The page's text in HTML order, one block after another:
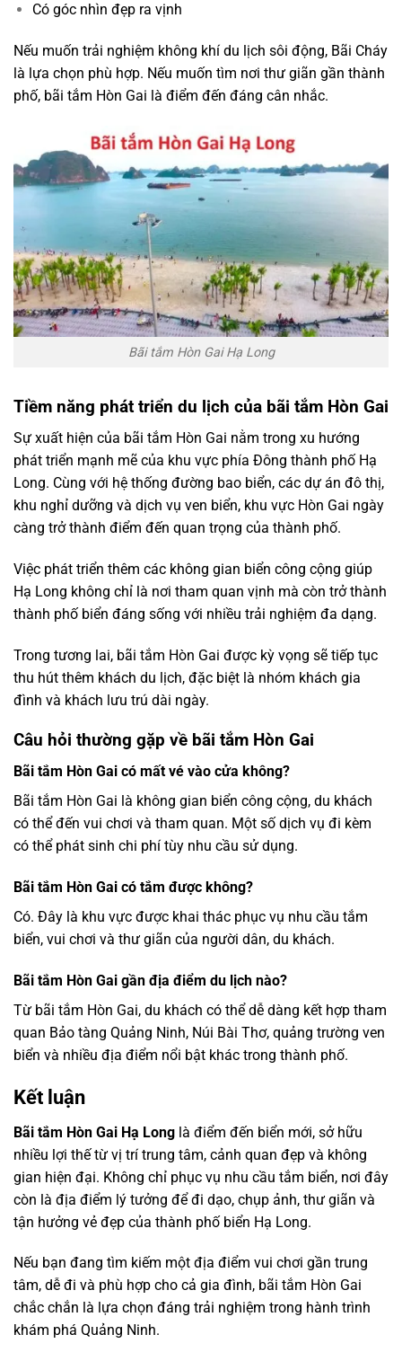
Có góc nhìn đẹp ra vịnh
Nếu muốn trải nghiệm không khí du lịch sôi động, Bãi Cháy
là lựa chọn phù hợp. Nếu muốn tìm nơi thư giãn gần thành
phố, bãi tắm Hòn Gai là điểm đến đáng cân nhắc.
Bãi tắm Hòn Gai Hạ Long
Tiềm năng phát triển du lịch của bãi tắm Hòn Gai
Sự xuất hiện của bãi tắm Hòn Gai nằm trong xu hướng
phát triển mạnh mẽ của khu vực phía Đông thành phố Hạ
Long. Cùng với hệ thống đường bao biển, các dự án đô thị,
khu nghỉ dưỡng và dịch vụ ven biển, khu vực Hòn Gai ngày
càng trở thành điểm đến quan trọng của thành phố.
Việc phát triển thêm các không gian biển công cộng giúp
Hạ Long không chỉ là nơi tham quan vịnh mà còn trở thành
thành phố biển đáng sống với nhiều trải nghiệm đa dạng.
Trong tương lai, bãi tắm Hòn Gai được kỳ vọng sẽ tiếp tục
thu hút thêm khách du lịch, đặc biệt là nhóm khách gia
đình và khách lưu trú dài ngày.
Câu hỏi thường gặp về bãi tắm Hòn Gai
Bãi tắm Hòn Gai có mất vé vào cửa không?
Bãi tắm Hòn Gai là không gian biển công cộng, du khách
có thể đến vui chơi và tham quan. Một số dịch vụ đi kèm
có thể phát sinh chi phí tùy nhu cầu sử dụng.
Bãi tắm Hòn Gai có tắm được không?
Có. Đây là khu vực được khai thác phục vụ nhu cầu tắm
biển, vui chơi và thư giãn của người dân, du khách.
Bãi tắm Hòn Gai gần địa điểm du lịch nào?
Từ bãi tắm Hòn Gai, du khách có thể dễ dàng kết hợp tham
quan Bảo tàng Quảng Ninh, Núi Bài Thơ, quảng trường ven
biển và nhiều địa điểm nổi bật khác trong thành phố.
Kết luận
Bãi tắm Hòn Gai Hạ Long là điểm đến biển mới, sở hữu
nhiều lợi thế từ vị trí trung tâm, cảnh quan đẹp và không
gian hiện đại. Không chỉ phục vụ nhu cầu tắm biển, nơi đây
còn là địa điểm lý tưởng để đi dạo, chụp ảnh, thư giãn và
tận hưởng vẻ đẹp của thành phố biển Hạ Long.
Nếu bạn đang tìm kiếm một địa điểm vui chơi gần trung
tâm, dễ đi và phù hợp cho cả gia đình, bãi tắm Hòn Gai
chắc chắn là lựa chọn đáng trải nghiệm trong hành trình
khám phá Quảng Ninh.